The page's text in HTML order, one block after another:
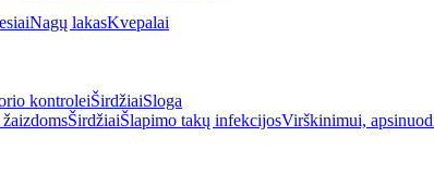
Nagų lakasKvepalai
kontroleiŠirdžiaiSloga
ŠirdžiaiŠlapimo takų infekcijosVirškinimui,